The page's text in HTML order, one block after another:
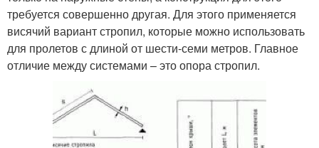
требуется совершенно другая. Для этого применяется
висячий вариант стропил, которые можно использовать
для пролетов с длиной от шести-семи метров. Главное
отличие между системами – это опора стропил.